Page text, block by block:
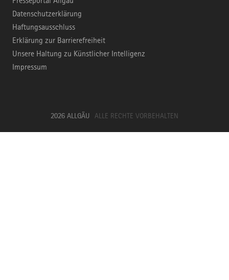
Datenschutzerklärung
Haftungsausschluss
Erklärung zur Barrierefreiheit
Unsere Haltung zu Künstlicher Intelligenz
Impressum
2026 ALLGÄU ALLE RECHTE VORBEHALTEN